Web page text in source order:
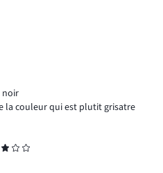
noir
la couleur qui est plutit grisatre